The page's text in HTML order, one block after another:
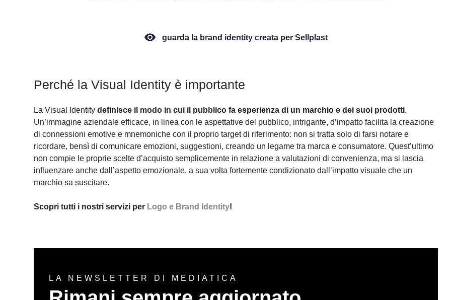
guarda la brand identity creata per Sellplast
Perché la Visual Identity è importante
La Visual Identity definisce il modo in cui il pubblico fa esperienza di un marchio e dei suoi prodotti.
Un’immagine aziendale efficace, in linea con le aspettative del pubblico, intrigante, d’impatto facilita la creazione
di connessioni emotive e mnemoniche con il proprio target di riferimento: non si tratta solo di farsi notare e
ricordare, bensì di comunicare emozioni, suggestioni, creando un legame tra marca e consumatore. Quest’ultimo
non compie le proprie scelte d’acquisto semplicemente in relazione a valutazioni di convenienza, ma si lascia
influenzare anche dall’aspetto emozionale, a sua volta fortemente condizionato dall’impatto visuale che un
marchio sa suscitare.
Scopri tutti i nostri servizi per Logo e Brand Identity!
LA NEWSLETTER DI MEDIATICA